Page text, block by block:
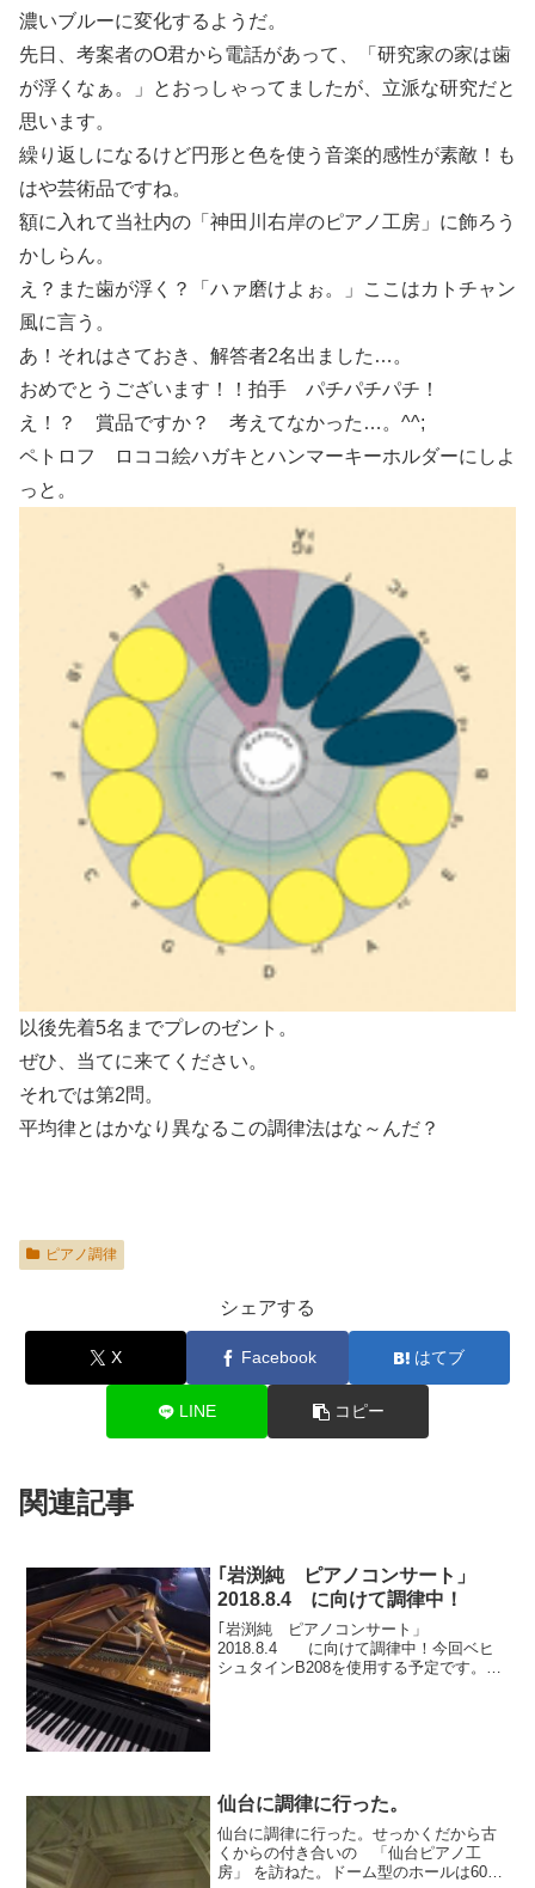
濃いブルーに変化するようだ。
先日、考案者のO君から電話があって、「研究家の家は歯
が浮くなぁ。」とおっしゃってましたが、立派な研究だと
思います。
繰り返しになるけど円形と色を使う音楽的感性が素敵！も
はや芸術品ですね。
額に入れて当社内の「神田川右岸のピアノ工房」に飾ろう
かしらん。
え？また歯が浮く？「ハァ磨けよぉ。」ここはカトチャン
風に言う。
あ！それはさておき、解答者2名出ました…。
おめでとうございます！！拍手 パチパチパチ！
え！？ 賞品ですか？ 考えてなかった…。^^;
ペトロフ ロココ絵ハガキとハンマーキーホルダーにしよ
っと。
以後先着5名までプレのゼント。
ぜひ、当てに来てください。
それでは第2問。
平均律とはかなり異なるこの調律法はな～んだ？
ピアノ調律
シェアする
X Facebook はてブ
LINE コピー
関連記事
｢岩渕純 ピアノコンサート」
2018.8.4 に向けて調律中！
｢岩渕純 ピアノコンサート」
2018.8.4 に向けて調律中！今回ベヒ
シュタインB208を使用する予定です。
仙台に調律に行った。
仙台に調律に行った。せっかくだから古
くからの付き合いの 「仙台ピアノ工
房」 を訪ねた。ドーム型のホールは60名